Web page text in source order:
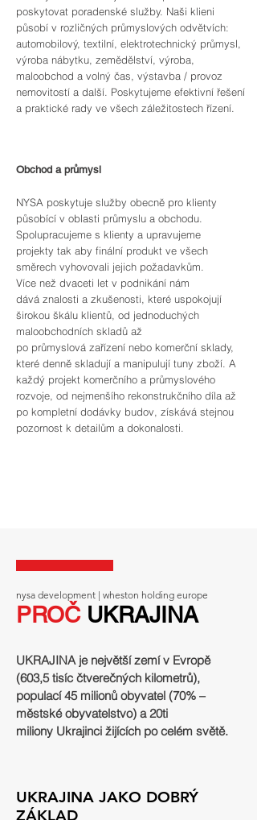
poskytovat poradenské služby. Naši klieni
působí v rozličných průmyslových odvětvích:
automobilový, textilní, elektrotechnický průmysl,
výroba nábytku, zemědělství, výroba,
maloobchod a volný čas, výstavba / provoz
nemovitostí a další. Poskytujeme efektivní řešení
a praktické rady ve všech záležitostech řízení.
Obchod a průmysl
NYSA poskytuje služby obecně pro klienty
působící v oblasti průmyslu a obchodu.
Spolupracujeme s klienty a upravujeme
projekty tak aby finální produkt ve všech
směrech vyhovovali jejich požadavkům.
Více než dvaceti let v podnikání nám
dává znalosti a zkušenosti, které uspokojují
širokou škálu klientů, od jednoduchých
maloobchodních skladů až
po průmyslová zařízení nebo komerční sklady,
které denně skladují a manipulují tuny zboží. A
každý projekt komerčního a průmyslového
rozvoje, od nejmenšího rekonstrukčního díla až
po kompletní dodávky budov, získává stejnou
pozornost k detailům a dokonalosti.
nysa development | wheston holding europe
PROČ UKRAJINA
UKRAJINA je největší zemí v Evropě
(603,5 tisíc čtverečných kilometrů),
populací 45 milionů obyvatel (70% –
městské obyvatelstvo) a 20ti
miliony Ukrajinci žijících po celém světě.
UKRAJINA JAKO DOBRÝ
ZÁKLAD